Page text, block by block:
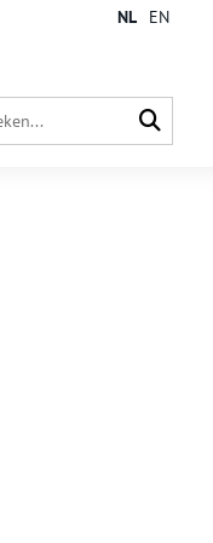
NL EN